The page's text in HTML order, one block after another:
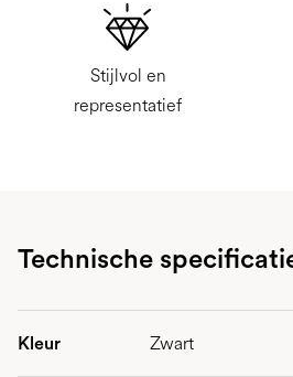
Stijlvol en
representatief
Technische
Kleur Zwart